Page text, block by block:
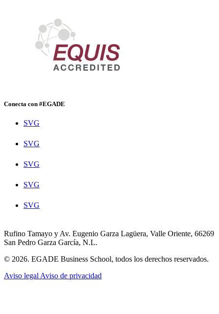
Conecta con #EGADE
SVG
SVG
SVG
SVG
SVG
Rufino Tamayo y Av. Eugenio Garza Lagüera, Valle Oriente, 66269
San Pedro Garza García, N.L.
© 2026. EGADE Business School, todos los derechos reservados.
Aviso legal Aviso de privacidad